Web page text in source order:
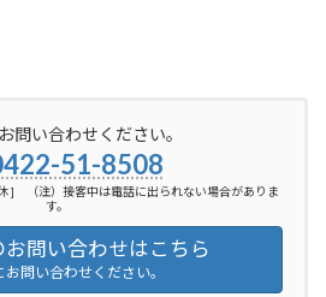
問い合わせください。
51-8508
] （注）接客中は電話に出られない場合がありま
す。
お問い合わせはこちら
お問い合わせください。